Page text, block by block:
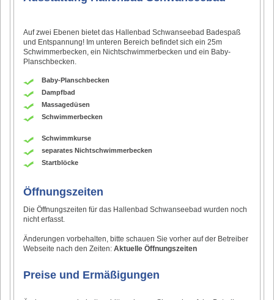
Auf zwei Ebenen bietet das Hallenbad Schwanseebad Badespaß
und Entspannung! Im unteren Bereich befindet sich ein 25m
Schwimmerbecken, ein Nichtschwimmerbecken und ein Baby-
Planschbecken.
Baby-Planschbecken
Dampfbad
Massagedüsen
Schwimmerbecken
Schwimmkurse
separates Nichtschwimmerbecken
Startblöcke
Öffnungszeiten
Die Öffnungszeiten für das Hallenbad Schwanseebad wurden noch
nicht erfasst.
Änderungen vorbehalten, bitte schauen Sie vorher auf der Betreiber
Webseite nach den Zeiten:Aktuelle Öffnungszeiten
Preise und Ermäßigungen